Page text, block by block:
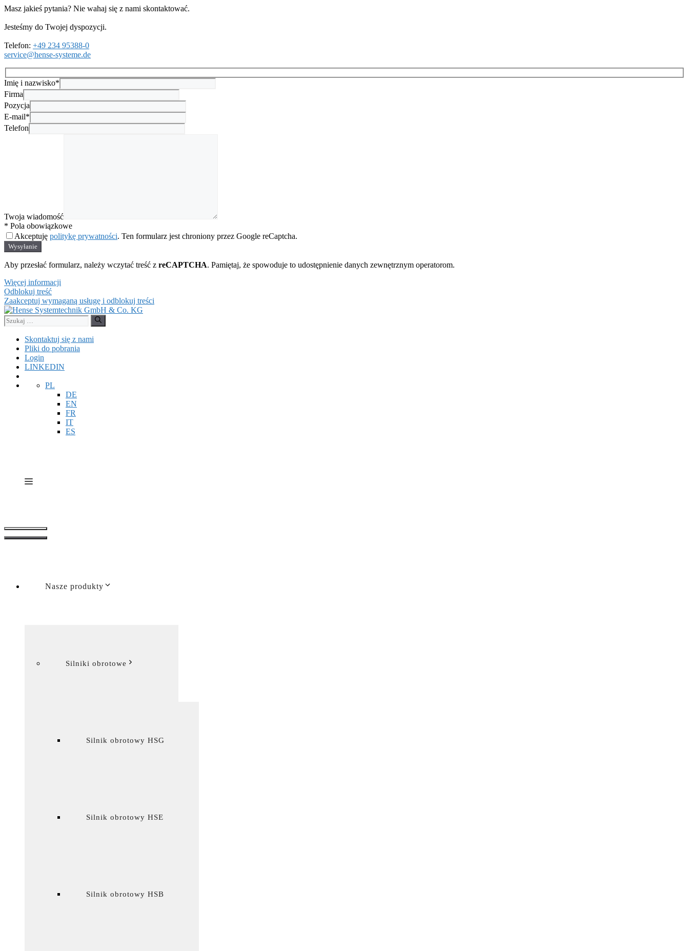
Masz jakieś pytania? Nie wahaj się z nami skontaktować.
Jesteśmy do Twojej dyspozycji.
Telefon: +49 234 95388-0
service@hense-systeme.de
Imię i nazwisko*
Firma
Pozycja
E-mail*
Telefon
Twoja wiadomość
* Pola obowiązkowe
Akceptuję politykę prywatności. Ten formularz jest chroniony przez Google reCaptcha.
Wysyłanie
Aby przesłać formularz, należy wczytać treść z reCAPTCHA. Pamiętaj, że spowoduje to udostępnienie danych zewnętrznym operatorom.
Więcej informacji
Odblokuj treść
Zaakceptuj wymaganą usługę i odblokuj treści
Przejdź
do
treści
Szukaj:
Skontaktuj się z nami
Pliki do pobrania
Login
LINKEDIN
PL
DE
EN
FR
IT
ES
Nasze produkty
Silniki obrotowe
Silnik obrotowy HSG
Silnik obrotowy HSE
Silnik obrotowy HSB